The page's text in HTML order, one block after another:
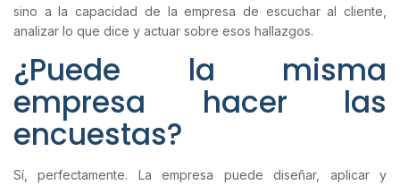
sino a la capacidad de la empresa de escuchar al cliente,
analizar lo que dice y actuar sobre esos hallazgos.
¿Puede la misma
empresa hacer las
encuestas?
Sí, perfectamente. La empresa puede diseñar, aplicar y